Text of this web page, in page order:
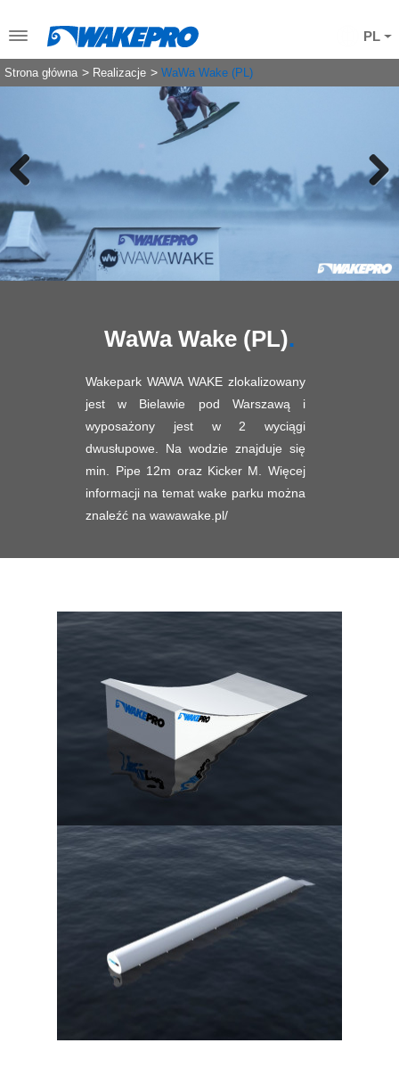
PL
Strona główna Realizacje WaWa Wake (PL)
Previous Next
WaWa Wake (PL)
Wakepark WAWA WAKE zlokalizowany
jest w Bielawie pod Warszawą i
wyposażony jest w 2 wyciągi
dwusłupowe. Na wodzie znajduje się
min. Pipe 12m oraz Kicker M. Więcej
informacji na temat wake parku można
znaleźć nawawawake.pl/